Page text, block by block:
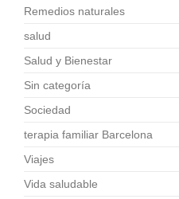
Remedios naturales
salud
Salud y Bienestar
Sin categoría
Sociedad
terapia familiar Barcelona
Viajes
Vida saludable